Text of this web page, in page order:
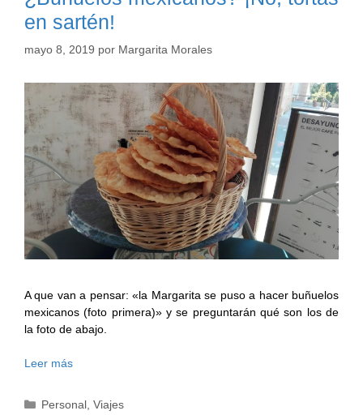
en sartén!
mayo 8, 2019 por Margarita Morales
A que van a pensar: «la Margarita se puso a hacer buñuelos
mexicanos (foto primera)» y se preguntarán qué son los de
la foto de abajo.
Leer más
Categorías
Personal,Viajes